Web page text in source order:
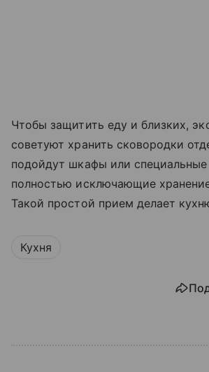
Чтобы защитить еду и близких,
советуют хранить сковородки
подойдут шкафы или специальные
полностью исключающие
Такой простой прием делает
Кухня